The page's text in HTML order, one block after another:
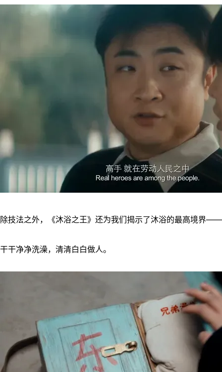
除技法之外，《沐浴之王》还为我们揭示了沐浴的最高境界——
干干净净洗澡，清清白白做人。